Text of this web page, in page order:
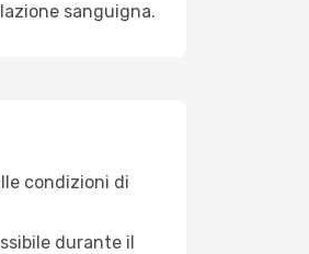
sanguigna.
condizioni di
durante il